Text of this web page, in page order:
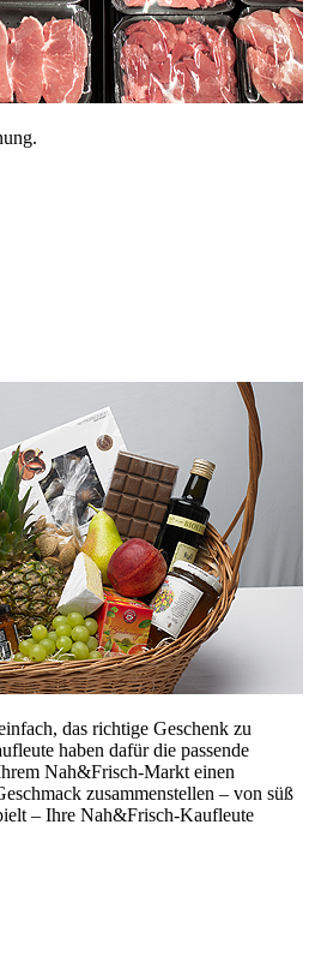
das richtige Geschenk zu
haben dafür die passende
Nah&Frisch-Markt einen
zusammenstellen – von süß
– Ihre Nah&Frisch-Kaufleute